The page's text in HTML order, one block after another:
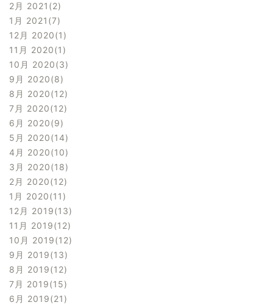
2月 2021 2
1月 2021 7
12月 2020 1
11月 2020 1
10月 2020 3
9月 2020 8
8月 2020 12
7月 2020 12
6月 2020 9
5月 2020 14
4月 2020 10
3月 2020 18
2月 2020 12
1月 2020 11
12月 2019 13
11月 2019 12
10月 2019 12
9月 2019 13
8月 2019 12
7月 2019 15
6月 2019 21